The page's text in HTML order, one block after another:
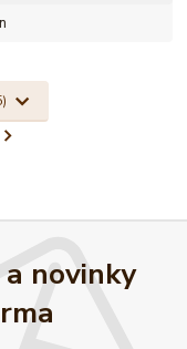
novinky